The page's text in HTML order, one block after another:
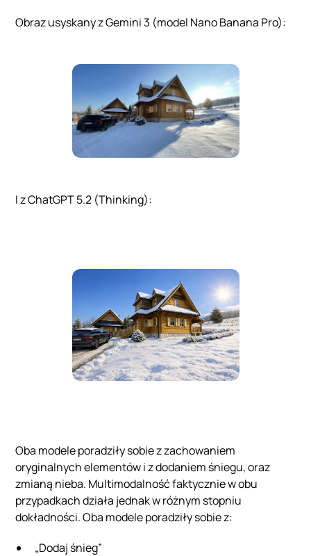
Obraz usyskany z Gemini 3 (model Nano Banana Pro):
I z ChatGPT 5.2 (Thinking):
Oba modele poradziły sobie z zachowaniem
oryginalnych elementów i z dodaniem śniegu, oraz
zmianą nieba. Multimodalność faktycznie w obu
przypadkach działa jednak w różnym stopniu
dokładności. Oba modele poradziły sobie z:
„Dodaj śnieg”